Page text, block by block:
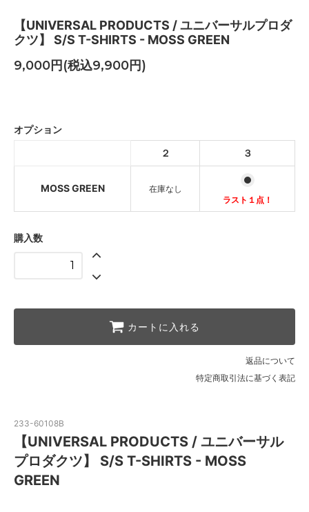
【UNIVERSAL PRODUCTS / ユニバーサルプロダ
クツ】 S/S T-SHIRTS - MOSS GREEN
9,000円(税込9,900円)
MOSS GREEN
ラスト１点！
オプション
２
３
MOSS GREEN
在庫なし
ラスト１点！
購入数
カートに入れる
返品について
特定商取引法に基づく表記
233-60108B
【UNIVERSAL PRODUCTS / ユニバーサル
プロダクツ】 S/S T-SHIRTS - MOSS
GREEN